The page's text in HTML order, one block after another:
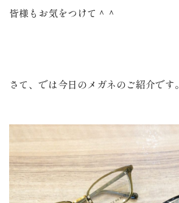
皆様もお気をつけて＾＾
さて、では今日のメガネのご紹介です。